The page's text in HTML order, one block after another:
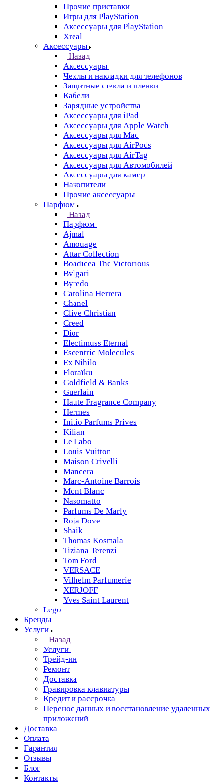
Прочие приставки
Игры для PlayStation
Аксессуары для PlayStation
Xreal
Аксессуары
Назад
Аксессуары
Чехлы и накладки для телефонов
Защитные стекла и пленки
Кабели
Зарядные устройства
Аксессуары для iPad
Аксессуары для Apple Watch
Аксессуары для Mac
Аксессуары для AirPods
Аксессуары для AirTag
Аксессуары для Автомобилей
Аксессуары для камер
Накопители
Прочие аксессуары
Парфюм
Назад
Парфюм
Ajmal
Amouage
Attar Collection
Boadicea The Victorious
Bvlgari
Byredo
Carolina Herrera
Chanel
Clive Christian
Creed
Dior
Electimuss Eternal
Escentric Molecules
Ex Nihilo
Floraïku
Goldfield & Banks
Guerlain
Haute Fragrance Company
Hermes
Initio Parfums Prives
Kilian
Le Labo
Louis Vuitton
Maison Crivelli
Mancera
Marc-Antoine Barrois
Mont Blanc
Nasomatto
Parfums De Marly
Roja Dove
Shaik
Thomas Kosmala
Tiziana Terenzi
Tom Ford
VERSACE
Vilhelm Parfumerie
XERJOFF
Yves Saint Laurent
Lego
Бренды
Услуги
Назад
Услуги
Трейд-ин
Ремонт
Доставка
Гравировка клавиатуры
Кредит и рассрочка
Перенос данных и восстановление удаленных
приложений
Доставка
Оплата
Гарантия
Отзывы
Блог
Контакты